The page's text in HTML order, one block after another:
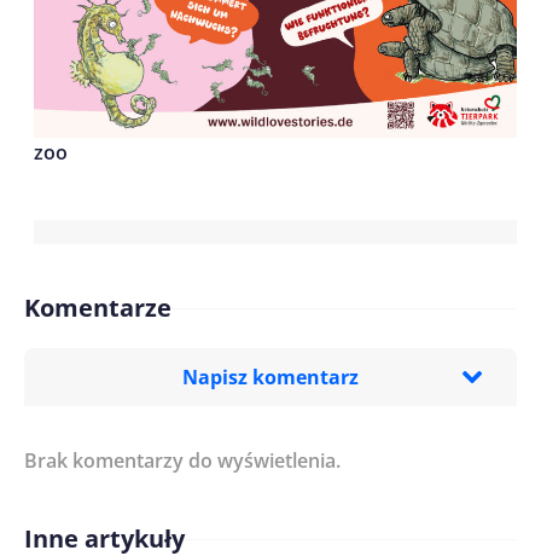
zoo
Komentarze
Napisz komentarz
Treść komentarza*
Imię/ Nick*
Brak komentarzy do wyświetlenia.
Inne artykuły